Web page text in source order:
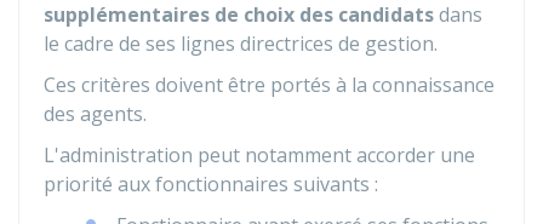
supplémentaires de choix des candidatsdans
le cadre de ses lignes directrices de gestion.
Ces critères doivent être portés à la connaissance
des agents.
L'administration peut notamment accorder une
priorité aux fonctionnaires suivants :